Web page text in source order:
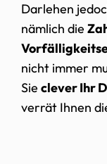
Darlehen
nämlich die
nicht immer
Sie clever Ihr
verrät Ihnen